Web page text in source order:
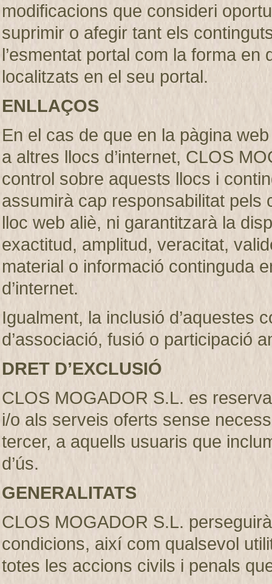
modificacions que consideri
suprimir o afegir tant els
l’esmentat portal com la forma
localitzats en el seu portal.
ENLLAÇOS
En el cas de que en la pàgina
a altres llocs d’internet, CLOS
control sobre aquests llocs i
assumirà cap responsabilitat pels
lloc web aliè, ni garantitzarà la
exactitud, amplitud, veracitat,
material o informació continguda
d’internet.
Igualment, la inclusió d’aquestes
d’associació, fusió o participació
DRET D’EXCLUSIÓ
CLOS MOGADOR S.L. es
i/o als serveis oferts sense
tercer, a aquells usuaris que
d’ús.
GENERALITATS
CLOS MOGADOR S.L.
condicions, així com qualsevol
totes les accions civils i penals